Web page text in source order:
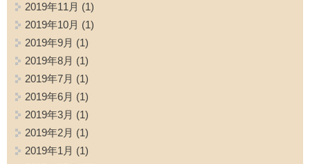
2019年11月 (1)
2019年10月 (1)
2019年9月 (1)
2019年8月 (1)
2019年7月 (1)
2019年6月 (1)
2019年3月 (1)
2019年2月 (1)
2019年1月 (1)